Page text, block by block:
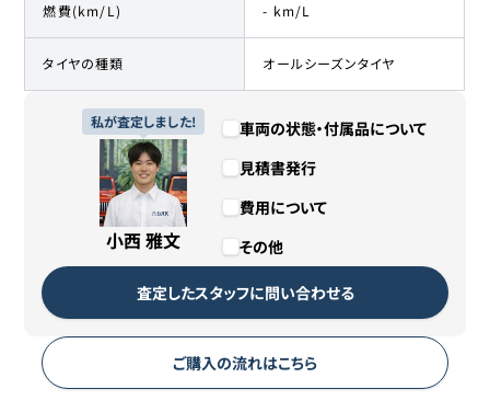
燃費(km/L) - km/L
タイヤの種類 オールシーズンタイヤ
私が査定しました!
小西 雅文
車両の状態・付属品について
見積書発行
費用について
その他
査定したスタッフに問い合わせる
ご購入の流れはこちら